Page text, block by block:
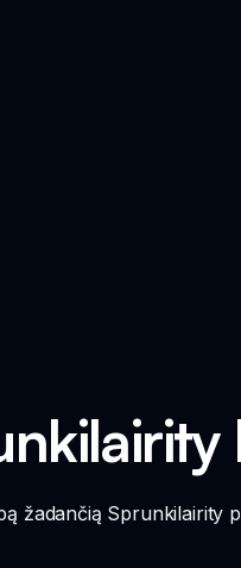
žadančią Sprunkilairity